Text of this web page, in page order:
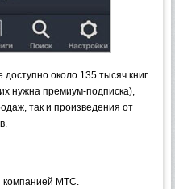
около 135 тысяч книг
нужна премиум-подписка),
так и произведения от
компанией МТС.